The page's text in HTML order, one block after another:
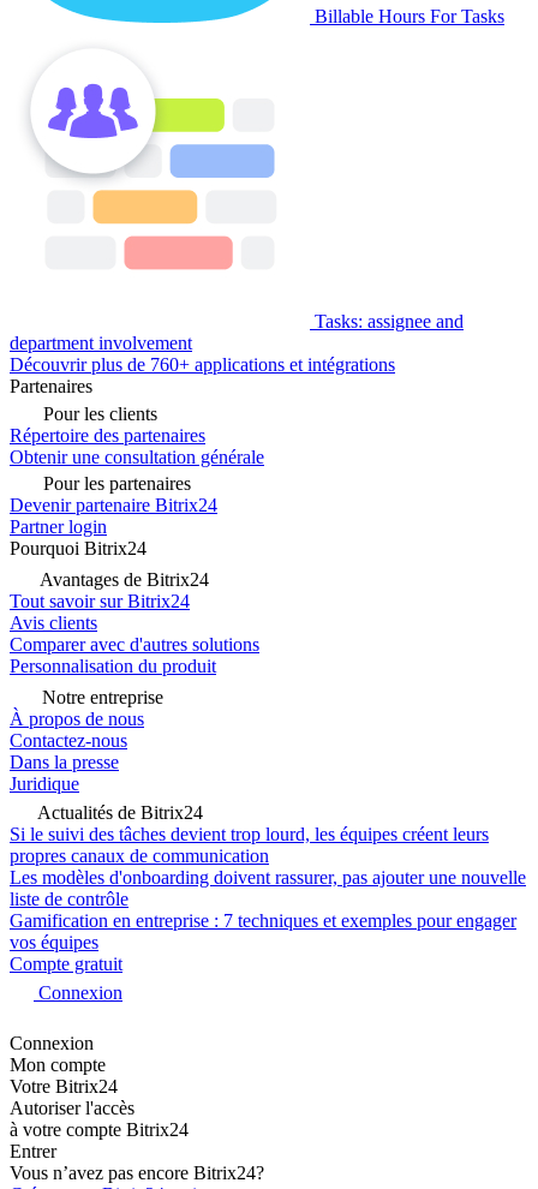
Billable Hours For Tasks
Tasks: assignee and
department involvement
Découvrir plus de 760+ applications et intégrations
Partenaires
Pour les clients
Répertoire des partenaires
Obtenir une consultation générale
Pour les partenaires
Devenir partenaire Bitrix24
Partner login
Pourquoi Bitrix24
Avantages de Bitrix24
Tout savoir sur Bitrix24
Avis clients
Comparer avec d'autres solutions
Personnalisation du produit
Notre entreprise
À propos de nous
Contactez-nous
Dans la presse
Juridique
Actualités de Bitrix24
Si le suivi des tâches devient trop lourd, les équipes créent leurs
propres canaux de communication
Les modèles d'onboarding doivent rassurer, pas ajouter une nouvelle
liste de contrôle
Gamification en entreprise : 7 techniques et exemples pour engager
vos équipes
Compte gratuit
Connexion
Connexion
Mon compte
Votre Bitrix24
Autoriser l'accès
à votre compte Bitrix24
Entrer
Vous n’avez pas encore Bitrix24?